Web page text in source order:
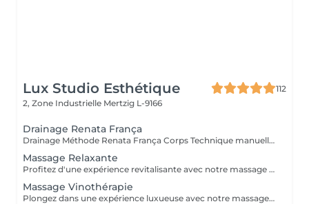
Lux Studio Esthétique
112
2, Zone Industrielle Mertzig L-9166
Drainage Renata França
Drainage Méthode Renata França Corps Technique manuelle brésilienne reconnue pour ses résultats immédiats. Grâce à des manuvres fermes et rythmées, ce soin stimule le système lymphatique, aide à éliminer les toxines et réduit la rétention d'eau. Bienfaits : Jambes légères dès la première séance Réduction des gonflements Silhouette visiblement affinée Sensation de bien-être et de légèreté Idéal en cure pour des résultats durables. Miracle Touch Visage Métode Renata França Soin facial drainant et remodelant offrant un effet lifting naturel immédiat. Il décongestionne le visage, réduit les poches et redonne éclat et fraîcheur à la peau. Bienfaits : Réduction des poches et cernes Visage plus lumineux et reposé Effet liftant naturel Détente profonde Parfait avant un événement ou en cure régulière.
Massage Relaxante
Profitez d'une expérience revitalisante avec notre massage relaxant de 40, 60 ou 90 minutes. Nos esthéticiennes utiliseront des techniques douces pour soulager les tensions musculaires, procurant une sensation de tranquillité. Le temps de préparation et d'installation de la cliente est inclus dans la période choisie, garantissant que chaque minute soit consacrée à votre bien-être. Profitez de ce moment pour rajeunir corps et esprit.
Massage Vinothérapie
Plongez dans une expérience luxueuse avec notre massage Vinothérapie de 40, 60 ou 90 minutes. Nos Esthetcienne experts utiliseront des techniques spécifiques, combinant les bienfaits du raisin pour apaiser vos muscles et offrir une sensation de détente profonde. Le temps de préparation et d'installation de la cliente est inclus dans la durée sélectionnée, garantissant une expérience dédiée à votre bien-être. Laissez-vous emporter par ce moment de délice, revitalisant à la fois votre corps et votre esprit.